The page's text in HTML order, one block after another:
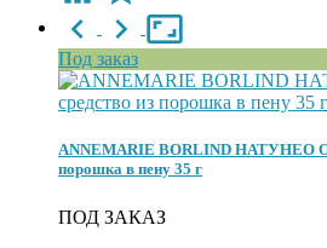
Под заказ
ANNEMARIE BORLIND НАТУНЕО
порошка в пену 35 г
ПОД ЗАКАЗ